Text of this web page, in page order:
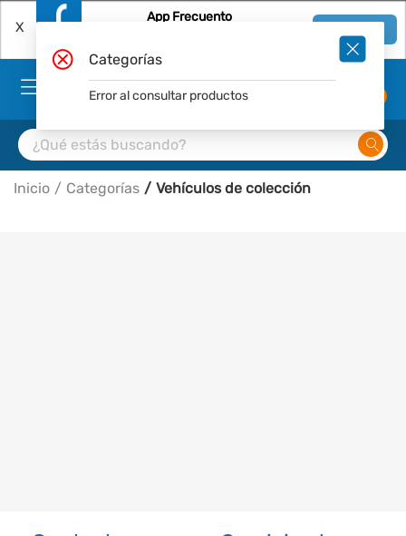
X
App Frecuento
Inicio Categorías Vehículos de colección
Categorías
Error al consultar productos